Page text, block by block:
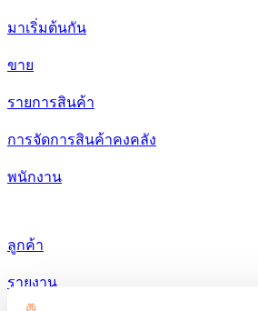
มาเริ่มต้นกัน
ขาย
รายการสินค้า
การจัดการสินค้าคงคลัง
พนักงาน
ลูกค้า
รายงาน